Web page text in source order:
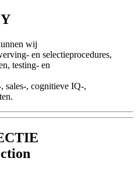
wij
en selectieprocedures,
testing- en
sales-, cognitieve IQ-,